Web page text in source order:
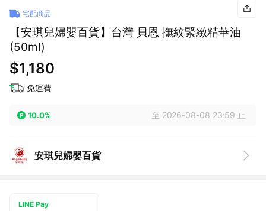
宅配商品
【安琪兒婦嬰百貨】台灣 貝恩 撫紋緊緻精華油
(50ml)
$1,180
免運費
10.0% 至 2026-08-08 23:59 止
安琪兒婦嬰百貨
LINE Pay